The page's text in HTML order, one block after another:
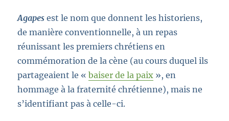
Agapes est le nom que donnent les historiens,
de manière conventionnelle, à un repas
réunissant les premiers chrétiens en
commémoration de la cène (au cours duquel ils
partageaient le «baiser de la paix », en
hommage à la fraternité chrétienne), mais ne
s’identifiant pas à celle-ci.